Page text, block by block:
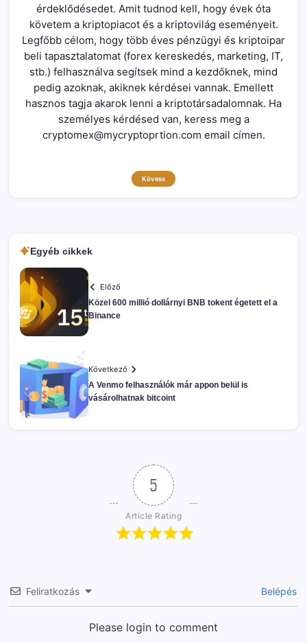
érdeklődésedet. Amit tudnod kell, hogy évek óta
követem a kriptopiacot és a kriptovilág eseményeit.
Legfőbb célom, hogy több éves pénzügyi és kriptoipar
beli tapasztalatomat (forex kereskedés, marketing, IT,
stb.) felhasználva segítsek mind a kezdőknek, mind
pedig azoknak, akiknek kérdései vannak. Emellett
hasznos tagja akarok lenni a kriptotársadalomnak. Ha
személyes kérdésed van, keress meg a
cryptomex@mycryptoprtion.com email címen.
Kövess
Egyéb cikkek
Előző
Közel 600 millió dollárnyi BNB tokent égetett el a
Binance
Következő
A Venmo felhasználók már appon belül is
vásárolhatnak bitcoint
5
Article Rating
Feliratkozás Belépés
Please login to comment